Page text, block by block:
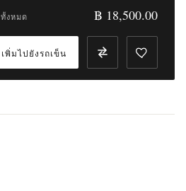
ทั้งหมด ฿ 18,500.00
เพิ่มไปยังรถเข็น